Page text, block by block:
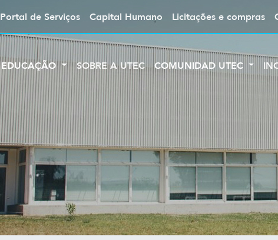
Portal de Serviços Capital Humano Licitações e compras
EDUCAÇÃO SOBRE A UTEC COMUNIDAD UTEC